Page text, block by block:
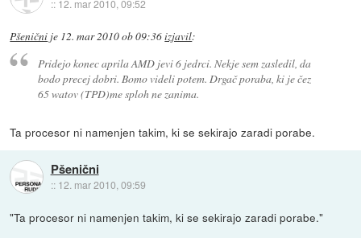
:: 12. mar 2010, 09:52
Pšenični je 12. mar 2010 ob 09:36izjavil:
Pridejo konec aprila AMD jevi 6 jedrci. Nekje sem zasledil, da
bodo precej dobri. Bomo videli potem. Drgač poraba, ki je čez
65 watov (TPD)me sploh ne zanima.
Ta procesor ni namenjen takim, ki se sekirajo zaradi porabe.
Pšenični
:: 12. mar 2010, 09:59
"Ta procesor ni namenjen takim, ki se sekirajo zaradi porabe."